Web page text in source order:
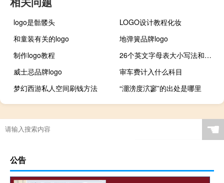
logo是骷髅头
LOGO设计教程化妆
和童装有关的logo
地弹簧品牌logo
制作logo教程
26个英文字母表大小写法和读音（26个英文字母表大小写）
威士忌品牌logo
审车费计入什么科目
梦幻西游私人空间刷钱方法
“淜滂度泬寥”的出处是哪里
☚
公告